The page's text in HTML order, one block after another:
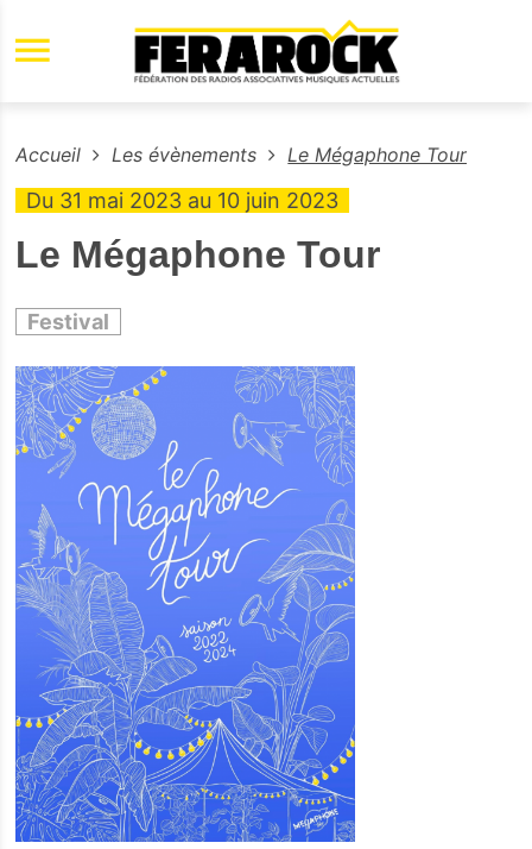
Aller au contenu principal
Accueil Les évènements Le Mégaphone Tour
Du 31 mai 2023 au 10 juin 2023
Le Mégaphone Tour
Festival